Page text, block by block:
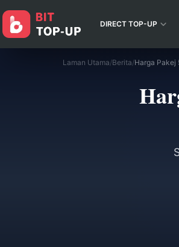
DIRECT TOP-UP
Laman Utama/Berita/